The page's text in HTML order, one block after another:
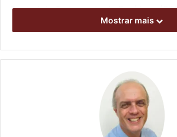
Central de Tratamento de Resíduos
considerada imprópria para consumo.
De acordo com a gerente Rosária Reis,
programa foram distribuídos 50
sobre os procedimentos de liberação de
Mostrar mais